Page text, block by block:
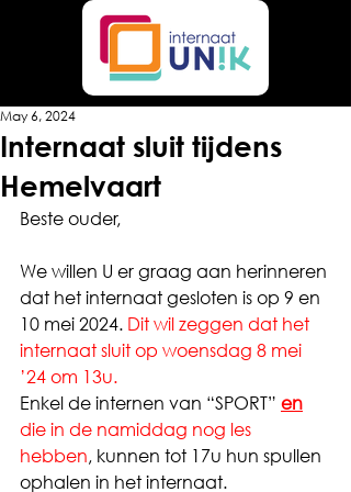
Internaat sluit tijdens
Hemelvaart
May 6, 2024
Beste ouder,
We willen U er graag aan herinneren
dat het internaat gesloten is op 9 en
10 mei 2024. Dit wil zeggen dat het
internaat sluit op woensdag 8 mei
’24 om 13u.
Enkel de internen van “SPORT” en
die in de namiddag nog les
hebben, kunnen tot 17u hun spullen
ophalen in het internaat.